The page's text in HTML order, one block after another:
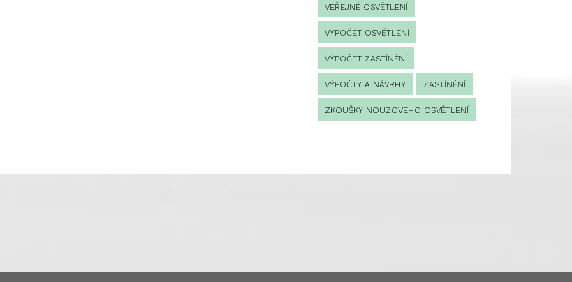
VEŘEJNÉ OSVĚTLENÍ
VÝPOČET OSVĚTLENÍ
VÝPOČET ZASTÍNĚNÍ
VÝPOČTY A NÁVRHY ZASTÍNĚNÍ
ZKOUŠKY NOUZOVÉHO OSVĚTLENÍ